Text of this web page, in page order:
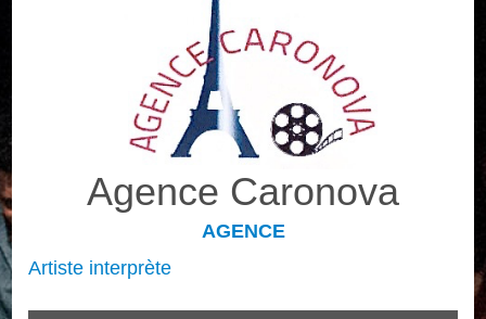
Agence Caronova
AGENCE
Artiste interprète